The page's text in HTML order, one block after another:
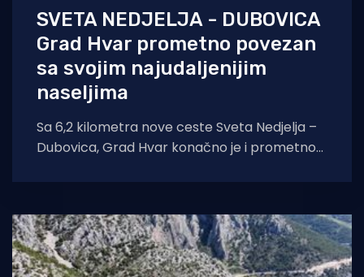
SVETA NEDJELJA - DUBOVICA
Grad Hvar prometno povezan
sa svojim najudaljenijim
naseljima
Sa 6,2 kilometra nove ceste Sveta Nedjelja –
Dubovica, Grad Hvar konačno je i prometno